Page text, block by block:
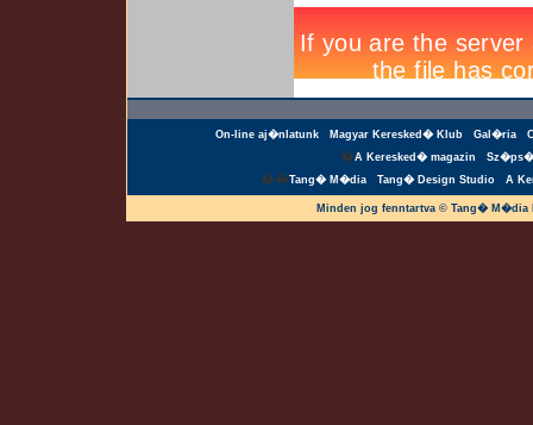
On-line aj�nlatunk Magyar Keresked� Klub Gal�ria
�A Keresked� magazin
��Tang� M�dia Tang� Design Studio A
Minden jog fenntartva © Tang�